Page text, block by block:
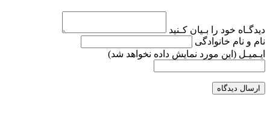
دیدگـاه خود را بـیان کـنید
نام و نام خانوادگی
ایـمیـل (این مورد نمایش داده نخواهد شد)
ارسال دیدگاه